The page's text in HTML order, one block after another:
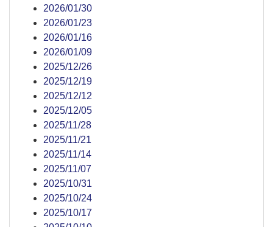
2026/01/30
2026/01/23
2026/01/16
2026/01/09
2025/12/26
2025/12/19
2025/12/12
2025/12/05
2025/11/28
2025/11/21
2025/11/14
2025/11/07
2025/10/31
2025/10/24
2025/10/17